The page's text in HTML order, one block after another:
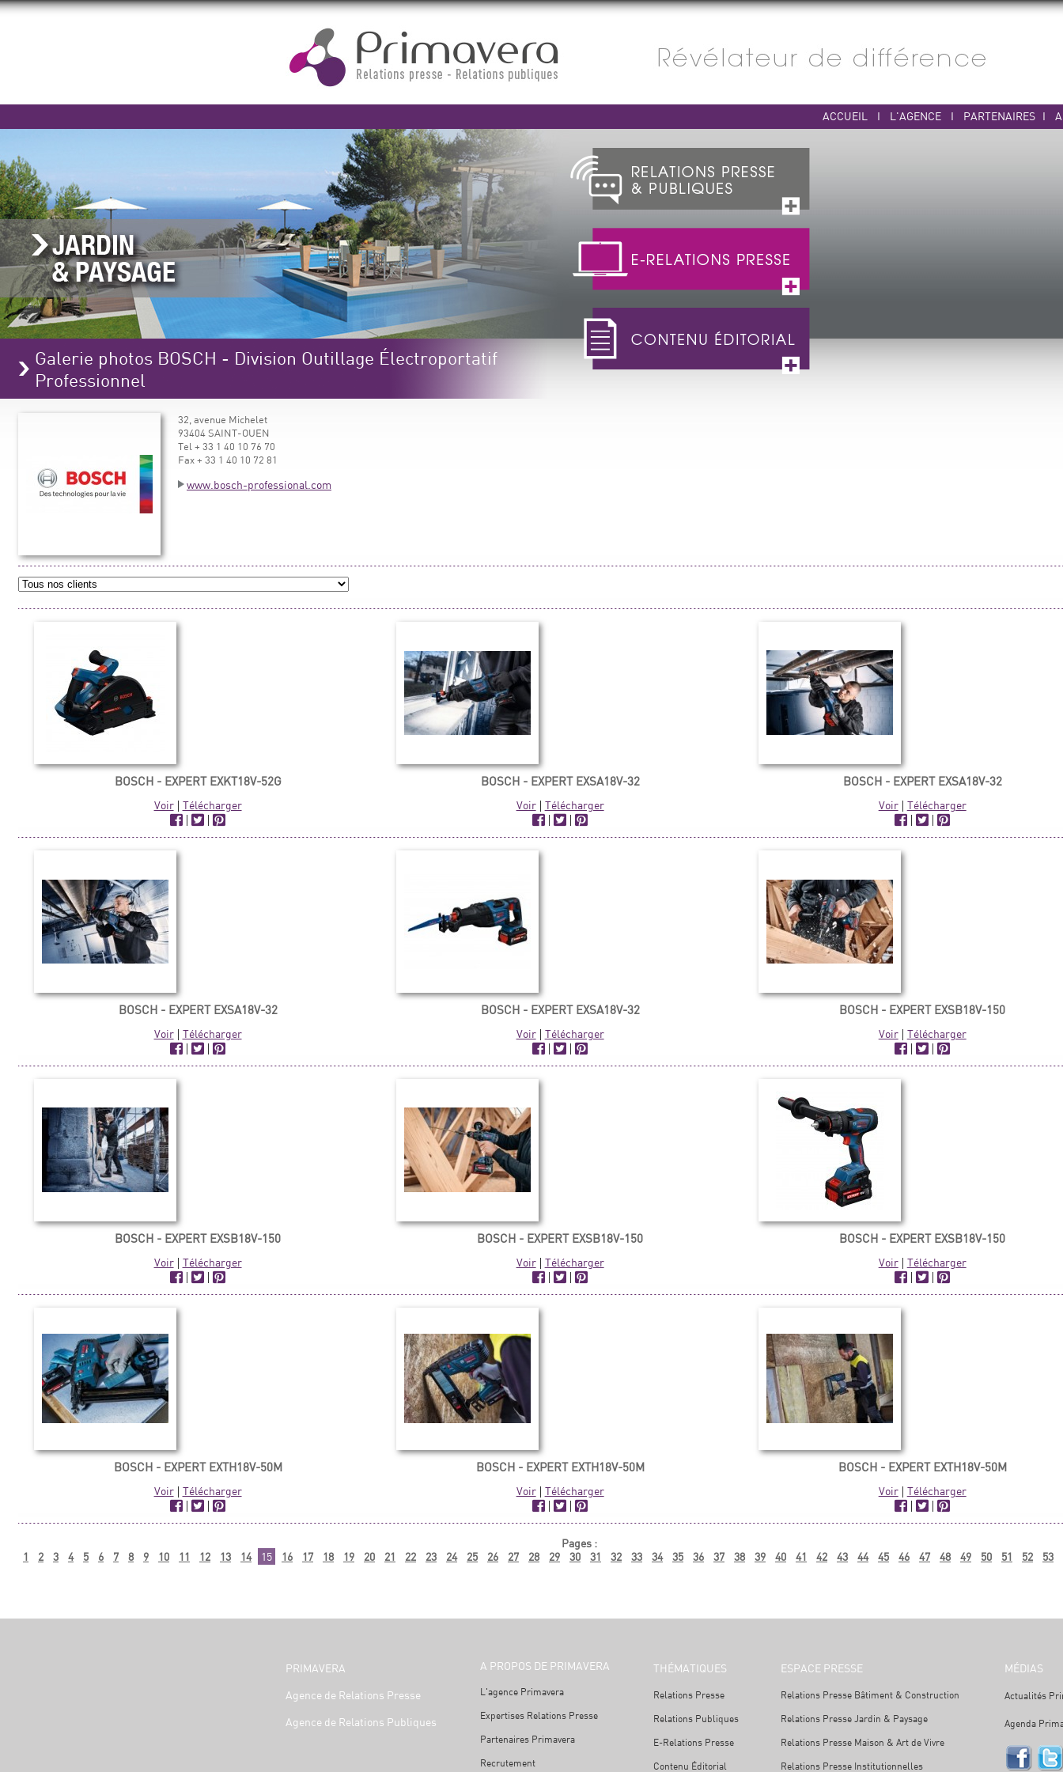
ACCUEIL I L'AGENCE I PARTENAIRES I
Galerie photos BOSCH - Division Outillage Électroportatif
Professionnel
32, avenue Michelet
93404 SAINT-OUEN
Tel + 33 1 40 10 76 70
Fax + 33 1 40 10 72 81
www.bosch-professional.com
BOSCH - EXPERT EXKT18V-52G
Voir| Télécharger
|
|
BOSCH - EXPERT EXSA18V-32
Voir| Télécharger
|
|
BOSCH - EXPERT EXSA18V-32
Voir| Télécharger
|
|
BOSCH - EXPERT EXSA18V-32
Voir| Télécharger
|
|
BOSCH - EXPERT EXSA18V-32
Voir| Télécharger
|
|
BOSCH - EXPERT EXSB18V-150
Voir| Télécharger
|
|
BOSCH - EXPERT EXSB18V-150
Voir| Télécharger
|
|
BOSCH - EXPERT EXSB18V-150
Voir| Télécharger
|
|
BOSCH - EXPERT EXSB18V-150
Voir| Télécharger
|
|
BOSCH - EXPERT EXTH18V-50M
Voir| Télécharger
|
|
BOSCH - EXPERT EXTH18V-50M
Voir| Télécharger
|
|
BOSCH - EXPERT EXTH18V-50M
Voir| Télécharger
|
|
Pages :
1
2 3 4 5 6 7 8 9 10 11 12 13 14 15 16 17 18 19 20 21 22 23 24 25 26 27 28 29 30 31 32 33 34 35 36 37 38 39 40 41 42 43 44 45 46 47 48 49 50 51 52 53
PRIMAVERA
Agence de Relations Presse
Agence de Relations Publiques
A PROPOS DE PRIMAVERA
L'agence Primavera
Expertises Relations Presse
Partenaires Primavera
Recrutement
THÉMATIQUES
Relations Presse
Relations Publiques
E-Relations Presse
Contenu Éditorial
ESPACE PRESSE
Relations Presse Bâtiment & Construction
Relations Presse Jardin & Paysage
Relations Presse Maison & Art de Vivre
Relations Presse Institutionnelles
MÉDIAS
Actualités
Agenda